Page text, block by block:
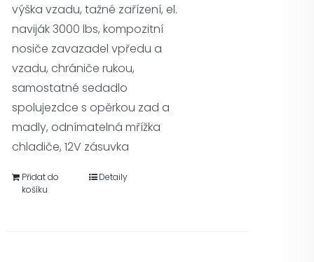
výška vzadu, tažné zařízení, el.
naviják 3000 lbs, kompozitní
nosiče zavazadel vpředu a
vzadu, chrániče rukou,
samostatné sedadlo
spolujezdce s opěrkou zad a
madly, odnímatelná mřížka
chladiče, 12V zásuvka
Přidat do
košíku
Detaily